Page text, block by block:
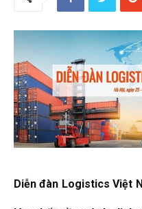
Diễn đàn Logistics Việt